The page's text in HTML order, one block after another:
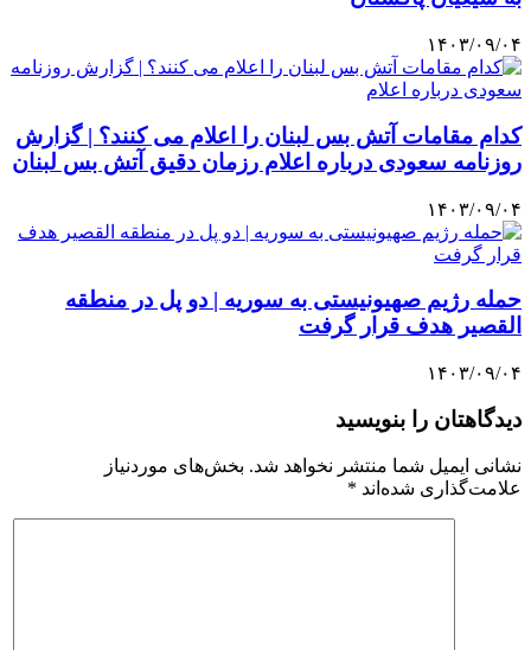
۱۴۰۳/۰۹/۰۴
کدام مقامات آتش بس لبنان را اعلام می کنند؟ | گزارش
روزنامه سعودی درباره اعلام رزمان دقیق آتش بس لبنان
۱۴۰۳/۰۹/۰۴
حمله رژیم صهیونیستی به سوریه | دو پل در منطقه
القصیر هدف قرار گرفت
۱۴۰۳/۰۹/۰۴
دیدگاهتان را بنویسید
نشانی ایمیل شما منتشر نخواهد شد. بخش‌های موردنیاز
علامت‌گذاری شده‌اند *